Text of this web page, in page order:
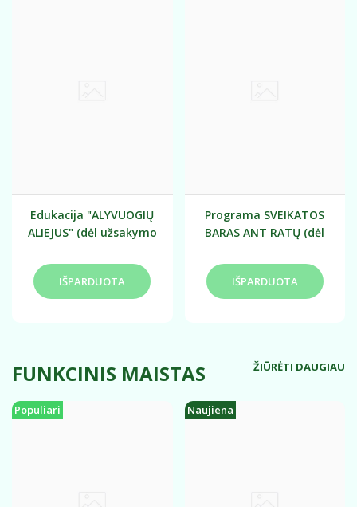
Edukacija "ALYVUOGIŲ
ALIEJUS" (dėl užsakymo
Programa SVEIKATOS
BARAS ANT RATŲ (dėl
individualiai)
FUNKCINIS MAISTAS ŽIŪRĖTI DAUGIAU
Populiari Naujiena